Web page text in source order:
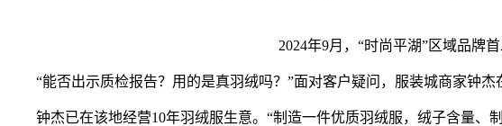
2024年9月，“时尚平湖”区域品牌
“能否出示质检报告？用的是真羽绒吗？”面对客户疑问，服装城商家钟杰
钟杰已在该地经营10年羽绒服生意。“制造一件优质羽绒服，绒子含量、